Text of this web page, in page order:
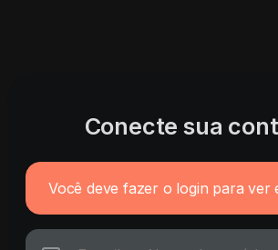
Conecte sua
Você deve fazer o login para ver